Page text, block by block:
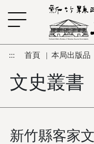
跳到主要內容區塊
::: 首頁 | 本局出版品
文史叢書
新竹縣客家